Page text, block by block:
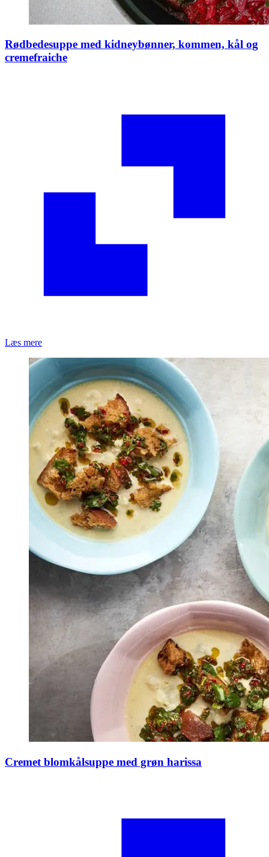
Rødbedesuppe med kidneybønner, kommen, kål og
cremefraiche
Læs mere
Cremet blomkålsuppe med grøn harissa